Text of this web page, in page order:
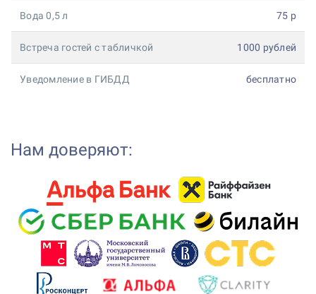
Вода 0,5 л 75 р
Встреча гостей с табличкой 1000 рублей
Уведомление в ГИБДД бесплатно
Нам доверяют: